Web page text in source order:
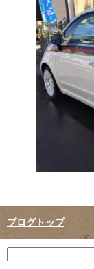
ブログトップ